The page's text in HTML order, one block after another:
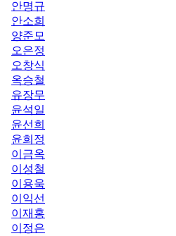
안명규
안소희
양준모
오은정
오창식
옥승철
유장무
윤석일
윤선희
윤희정
이금옥
이성철
이용욱
이익선
이재홍
이정은